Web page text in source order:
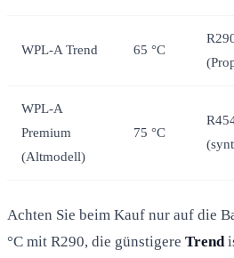
WPL-A Trend 65 °C
WPL-A
Premium
(Altmodell)
75 °C
Achten Sie beim Kauf nur auf die
°C mit R290, die günstigere Trend